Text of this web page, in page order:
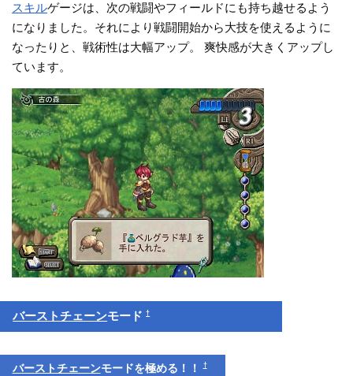
スキルゲージは、次の戦闘やフィールドにも持ち越せるよう
になりました。それにより戦闘開始から大技を使えるように
なったりと、戦術性は大幅アップ。 爽快感が大きくアップし
ています。
バーストチェーンモード†
バーストチェーンモードを極める！！†